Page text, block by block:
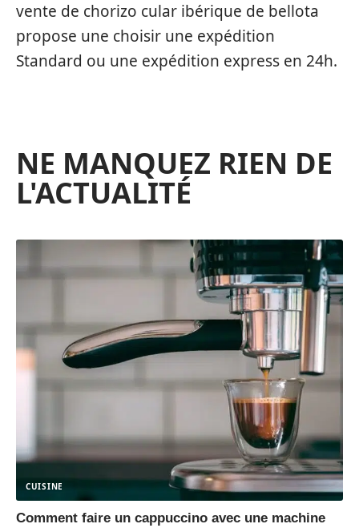
vente de chorizo cular ibérique de bellota
propose une choisir une expédition
Standard ou une expédition express en 24h.
NE MANQUEZ RIEN DE
L'ACTUALITÉ
CUISINE
Comment faire un cappuccino avec une machine